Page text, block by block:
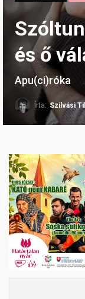
és ő
Apu(ci)róka
Írta: Szilvási